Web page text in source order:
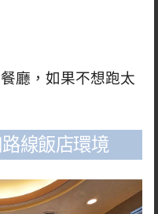
廳，如果不想跑太
線飯店環境